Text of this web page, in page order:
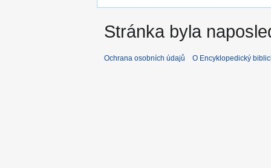
Stránka byla
Ochrana osobních údajů O Encyklopedický